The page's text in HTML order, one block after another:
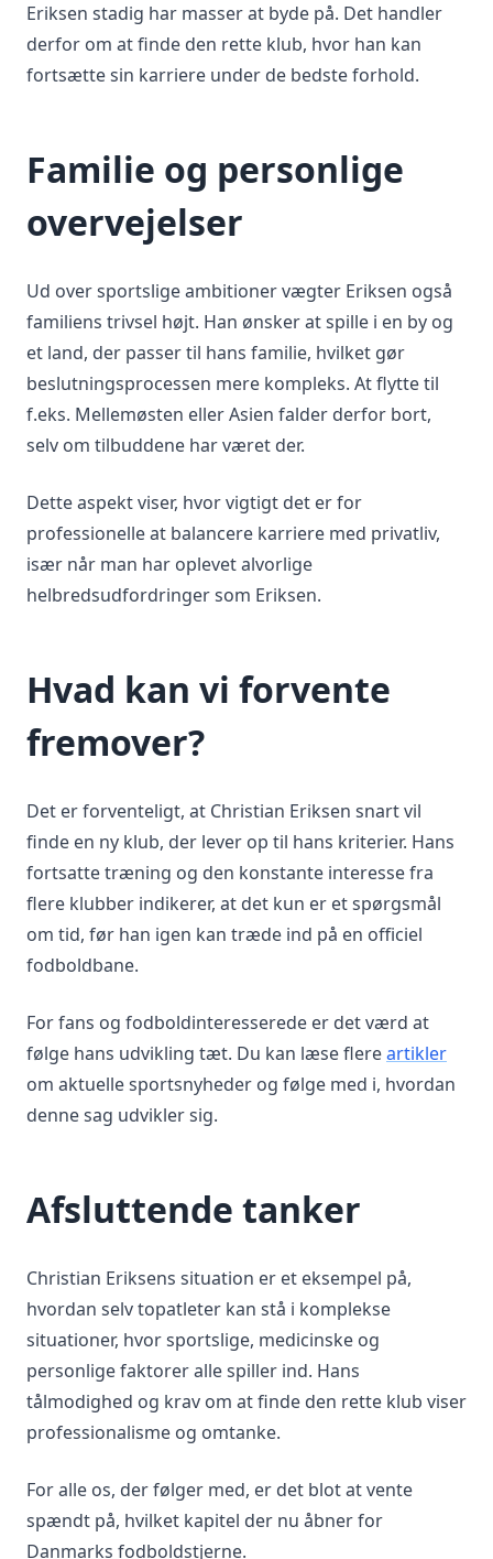
Eriksen stadig har masser at byde på. Det handler
derfor om at finde den rette klub, hvor han kan
fortsætte sin karriere under de bedste forhold.
Familie og personlige
overvejelser
Ud over sportslige ambitioner vægter Eriksen også
familiens trivsel højt. Han ønsker at spille i en by og
et land, der passer til hans familie, hvilket gør
beslutningsprocessen mere kompleks. At flytte til
f.eks. Mellemøsten eller Asien falder derfor bort,
selv om tilbuddene har været der.
Dette aspekt viser, hvor vigtigt det er for
professionelle at balancere karriere med privatliv,
især når man har oplevet alvorlige
helbredsudfordringer som Eriksen.
Hvad kan vi forvente
fremover?
Det er forventeligt, at Christian Eriksen snart vil
finde en ny klub, der lever op til hans kriterier. Hans
fortsatte træning og den konstante interesse fra
flere klubber indikerer, at det kun er et spørgsmål
om tid, før han igen kan træde ind på en officiel
fodboldbane.
For fans og fodboldinteresserede er det værd at
følge hans udvikling tæt. Du kan læse flereartikler
om aktuelle sportsnyheder og følge med i, hvordan
denne sag udvikler sig.
Afsluttende tanker
Christian Eriksens situation er et eksempel på,
hvordan selv topatleter kan stå i komplekse
situationer, hvor sportslige, medicinske og
personlige faktorer alle spiller ind. Hans
tålmodighed og krav om at finde den rette klub viser
professionalisme og omtanke.
For alle os, der følger med, er det blot at vente
spændt på, hvilket kapitel der nu åbner for
Danmarks fodboldstjerne.